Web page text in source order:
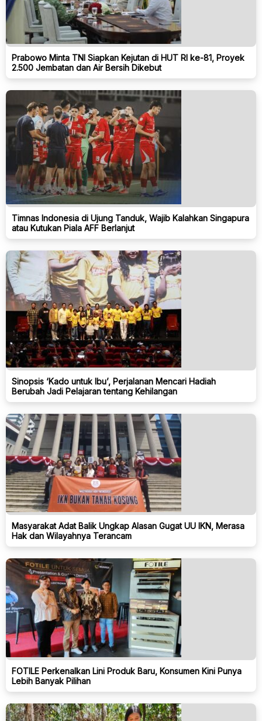
Prabowo Minta TNI Siapkan Kejutan di HUT RI ke-81, Proyek
2.500 Jembatan dan Air Bersih Dikebut
Timnas Indonesia di Ujung Tanduk, Wajib Kalahkan Singapura
atau Kutukan Piala AFF Berlanjut
Sinopsis ‘Kado untuk Ibu’, Perjalanan Mencari Hadiah
Berubah Jadi Pelajaran tentang Kehilangan
Masyarakat Adat Balik Ungkap Alasan Gugat UU IKN, Merasa
Hak dan Wilayahnya Terancam
FOTILE Perkenalkan Lini Produk Baru, Konsumen Kini Punya
Lebih Banyak Pilihan